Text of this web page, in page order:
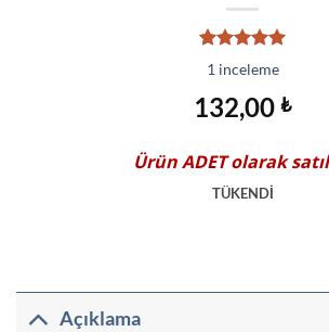
müşteri
puanına
dayanarak
5 üzerinden
1 inceleme
132,00 ₺
ÜrünADETolarak
TÜKENDİ
Açıklama